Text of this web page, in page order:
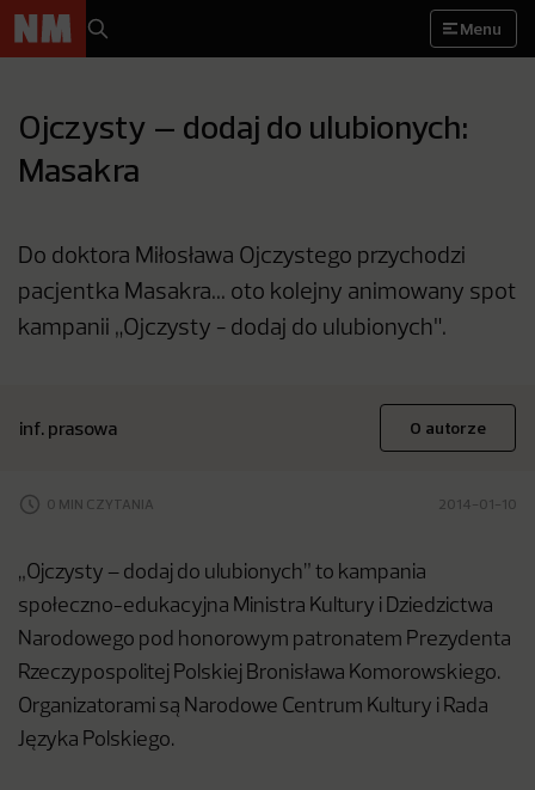
Menu
Ojczysty – dodaj do ulubionych:
Masakra
Do doktora Miłosława Ojczystego przychodzi
pacjentka Masakra... oto kolejny animowany spot
kampanii „Ojczysty - dodaj do ulubionych".
inf. prasowa O autorze
0 MIN CZYTANIA 2014-01-10
„Ojczysty – dodaj do ulubionych” to kampania
społeczno-edukacyjna Ministra Kultury i Dziedzictwa
Narodowego pod honorowym patronatem Prezydenta
Rzeczypospolitej Polskiej Bronisława Komorowskiego.
Organizatorami są Narodowe Centrum Kultury i Rada
Języka Polskiego.